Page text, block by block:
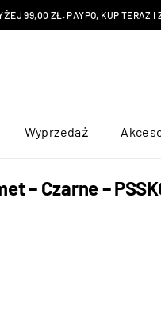
99,00 ZŁ. PAYPO, KUP TERAZ
Wyprzedaż
– Czarne –